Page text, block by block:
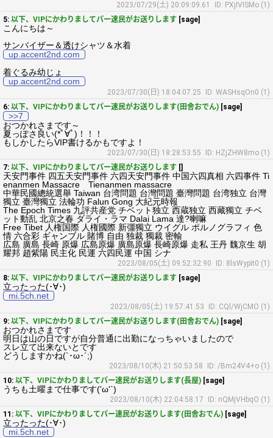
2023/07/29(土) 20:09:09.61
ID: PXjIVISMo (1)
5: 以下、VIPにかわりましてパー速民がお送りします [sage]
こんにちは～
サンバイザー＆透けシャツ＆水着
up.accent2nd.com
着ぐるみ幼じょ
up.accent2nd.com
2023/07/30(日) 18:04:07.25
ID: WASHsqOn0 (1)
6: 以下、VIPにかわりましてパー速民がお送りします(田舎おでん) [sage]
>>7
おつかれさまです～
夏っぽさ良い(*ﾟ∀ﾟ)！！！
もしかしたらVIP書けるかもですよ！
2023/07/30(日) 18:28:53.55
ID: HZjZHW8mo (1)
7: 以下、VIPにかわりましてパー速民がお送りします []
天安門事件 四五天安門事件 六四天安門事件 中国六四真相 六四事件 Ti
enanmen Massacre Tienanmen massacre
中華民國總統選舉 Taiwan 台湾問題 台灣問題 臺灣問題 台湾独立 台灣
獨立 臺灣獨立 法輪功 Falun Gong 大紀元時報
The Epoch Times 九評共産党 チベット独立 西蔵独立 西藏獨立 チベ
ット動乱 北京之春 ダライ・ラマ Dalai Lama 達?喇嘛
Free Tibet 人権国際 人権國際 新彊獨立 ウイグル ポルノグラフィ 色
情 六合彩 ギャンブル 賭博 自由 独裁 獨裁 密輸
広島 廣島 長崎 原爆 広島原爆 廣島原爆 長崎原爆 走私 王丹 魏京生 胡
耀邦 趙紫陽 民主化 民運 六四民運 中国 シナ
2023/08/05(土) 09:52:32.90
ID: 8lsWypit0 (1)
8: 以下、VIPにかわりましてパー速民がお送りします [sage]
立ったった(･∀･)
mi.5ch.net
2023/08/05(土) 19:57:41.53
ID: CQl/WjCMO (1)
9: 以下、VIPにかわりましてパー速民がお送りします(田舎おでん) [sage]
おつかれさまです
明日は山の日ですが自分普通に出勤になっちゃいましたので
スレ立て出来ないとです
どうしますかね(`･ω･´;)
2023/08/10(木) 21:50:53.58
ID: /Bm24V4+o (1)
10: 以下、VIPにかわりましてパー速民がお送りします(長屋) [sage]
うちも土曜まで仕事です('ω'`)
2023/08/10(木) 22:04:58.17
ID: nQMjVHbqO (1)
11: 以下、VIPにかわりましてパー速民がお送りします(田舎おでん) [sage]
立ったった(･∀･)
mi.5ch.net